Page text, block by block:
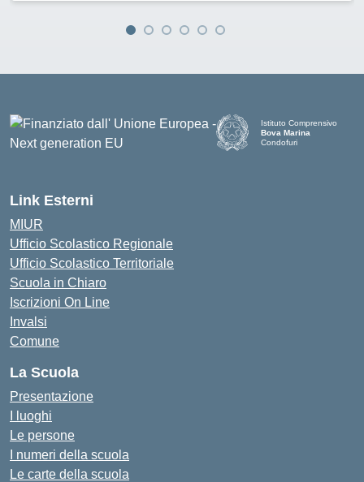
Istituto Comprensivo
Bova Marina
Condofuri
Link Esterni
MIUR
Ufficio Scolastico Regionale
Ufficio Scolastico Territoriale
Scuola in Chiaro
Iscrizioni On Line
Invalsi
Comune
La Scuola
Presentazione
I luoghi
Le persone
I numeri della scuola
Le carte della scuola